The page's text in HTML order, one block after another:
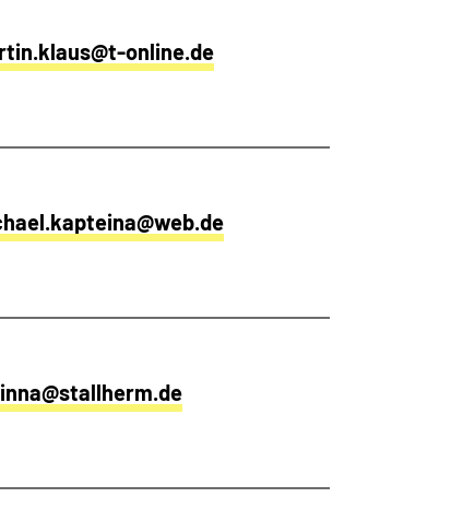
online.de